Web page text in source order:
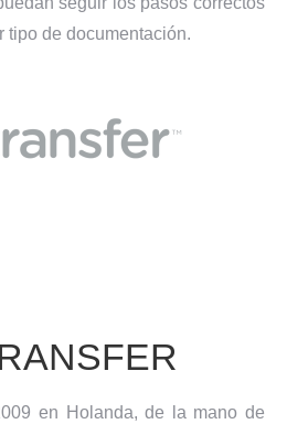
tipo de documentación.
en Holanda, de la mano de